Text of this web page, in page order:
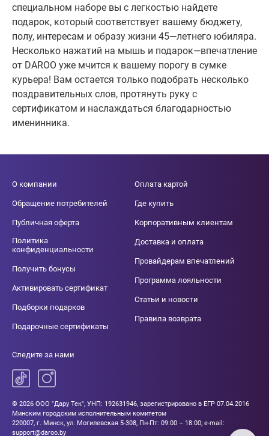
специальном наборе вы с легкостью найдете
подарок, который соответствует вашему бюджету,
полу, интересам и образу жизни 45—летнего юбиляра.
Несколько нажатий на мышь и подарок—впечатление
от DAROO уже мчится к вашему порогу в сумке
курьера! Вам остается только подобрать несколько
поздравительных слов, протянуть руку с
сертификатом и наслаждаться благодарностью
именинника.
О компании
Обращение потребителей
Публичная оферта
Политика
конфиденциальности
Получить бонусы
Активировать сертификат
Подборки подарков
Подарочные сертификаты
Оплата картой
Где купить
Корпоративным клиентам
Доставка и оплата
Провайдерам впечатлений
Программа лояльности
Статьи и новости
Правила возврата
Следите за нами
© 2026 ООО "Дару Тек", УНП: 192631946, зарегистрировано в ЕГР 07.04.2016
Минским городским исполнительным комитетом
220007, г. Минск, ул. Могилевская 5-308, Пн-Пт: 09:00 – 18:00; e-mail:
support@daroo.by